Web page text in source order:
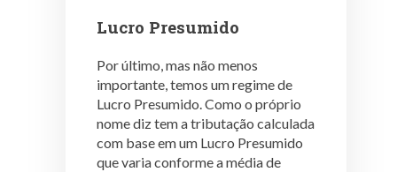
Lucro Presumido
Por último, mas não menos
importante, temos um regime de
Lucro Presumido. Como o próprio
nome diz tem a tributação calculada
com base em um Lucro Presumido
que varia conforme a média de